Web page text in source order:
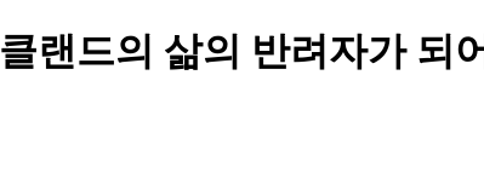
랜드의 삶의 반려자가 되